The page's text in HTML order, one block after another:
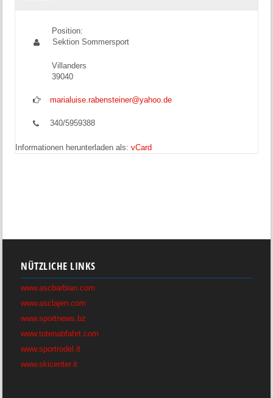
Position:
Sektion Sommersport
Villanders
39040
marialuise.rabensteiner@yahoo.de
340/5959388
Informationen herunterladen als:vCard
NÜTZLICHE LINKS
www.ascbarbian.com
www.asclajen.com
www.sportnews.bz
www.totenabfahrt.com
www.sportrodel.it
www.skicenter.it